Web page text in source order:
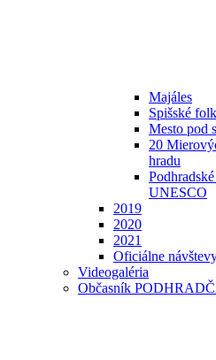
Majáles
Spišské
Mesto pod
20
hradu
UNESCO
2019
2020
2021
Oficiálne
Videogaléria
Občasník